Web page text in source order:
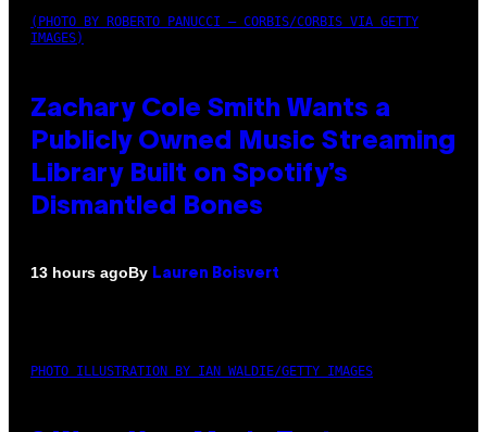
(PHOTO BY ROBERTO PANUCCI – CORBIS/CORBIS VIA GETTY
IMAGES)
Zachary Cole Smith Wants a
Publicly Owned Music Streaming
Library Built on Spotify’s
Dismantled Bones
13 hours agoBy Lauren Boisvert
PHOTO ILLUSTRATION BY IAN WALDIE/GETTY IMAGES